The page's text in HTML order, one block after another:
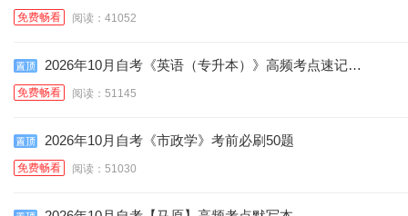
免费畅看 阅读：41052
2026年10月自考《英语（专升本）》高频考点速记口
诀
免费畅看 阅读：51145
2026年10月自考《市政学》考前必刷50题
免费畅看 阅读：51030